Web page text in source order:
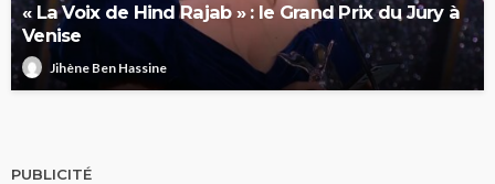
« La Voix de Hind Rajab » : le Grand Prix du Jury à
Venise
Jihène Ben Hassine
PUBLICITÉ